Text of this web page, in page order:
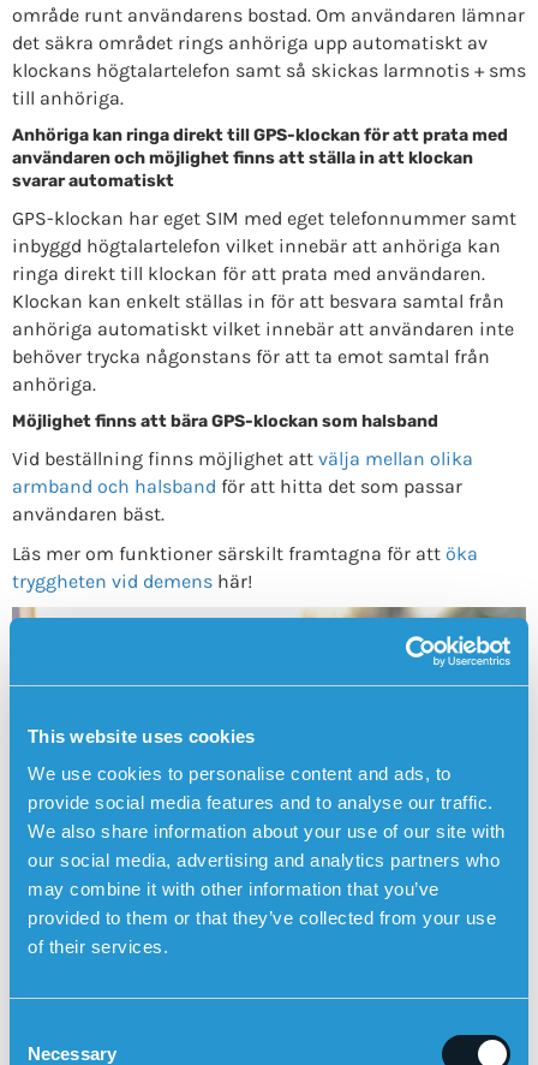
This website uses cookies
We use cookies to personalise content and ads, to
provide social media features and to analyse our traffic.
We also share information about your use of our site with
our social media, advertising and analytics partners who
may combine it with other information that you’ve
provided to them or that they’ve collected from your use
of their services.
Necessary
område runt användarens bostad. Om användaren lämnar
det säkra området rings anhöriga upp automatiskt av
klockans högtalartelefon samt så skickas larmnotis + sms
till anhöriga.
Anhöriga kan ringa direkt till GPS-klockan för att prata med
användaren och möjlighet finns att ställa in att klockan
svarar automatiskt
GPS-klockan har eget SIM med eget telefonnummer samt
inbyggd högtalartelefon vilket innebär att anhöriga kan
ringa direkt till klockan för att prata med användaren.
Klockan kan enkelt ställas in för att besvara samtal från
anhöriga automatiskt vilket innebär att användaren inte
behöver trycka någonstans för att ta emot samtal från
anhöriga.
Möjlighet finns att bära GPS-klockan som halsband
Vid beställning finns möjlighet att välja mellan olika
armband och halsband för att hitta det som passar
användaren bäst.
Läs mer om funktioner särskilt framtagna för att öka
tryggheten vid demenshär!
Använd trygghetslarmet i